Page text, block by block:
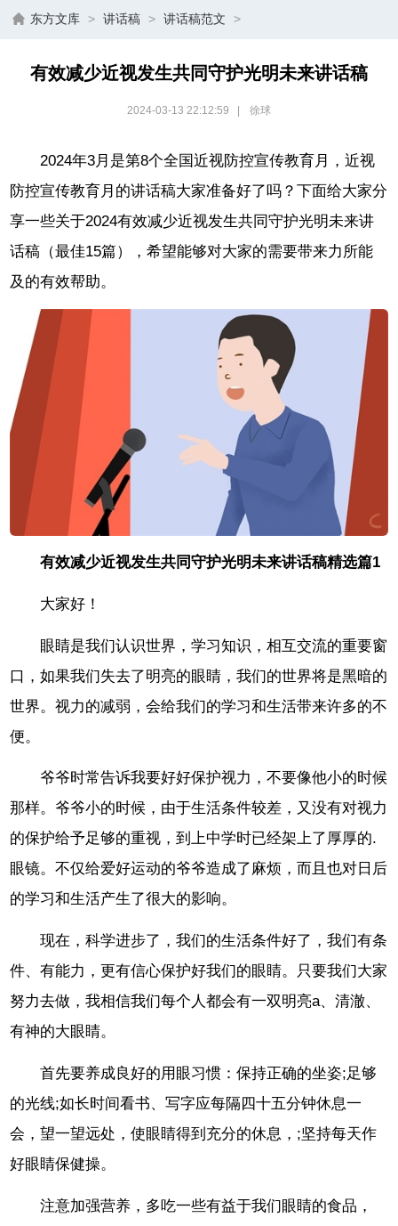
东方文库 > 讲话稿 > 讲话稿范文 >
有效减少近视发生共同守护光明未来讲话稿
2024-03-13 22:12:59 徐球
2024年3月是第8个全国近视防控宣传教育月，近视
防控宣传教育月的讲话稿大家准备好了吗？下面给大家分
享一些关于2024有效减少近视发生共同守护光明未来讲
话稿（最佳15篇），希望能够对大家的需要带来力所能
及的有效帮助。
有效减少近视发生共同守护光明未来讲话稿精选篇1
大家好！
眼睛是我们认识世界，学习知识，相互交流的重要窗
口，如果我们失去了明亮的眼睛，我们的世界将是黑暗的
世界。视力的减弱，会给我们的学习和生活带来许多的不
便。
爷爷时常告诉我要好好保护视力，不要像他小的时候
那样。爷爷小的时候，由于生活条件较差，又没有对视力
的保护给予足够的重视，到上中学时已经架上了厚厚的.
眼镜。不仅给爱好运动的爷爷造成了麻烦，而且也对日后
的学习和生活产生了很大的影响。
现在，科学进步了，我们的生活条件好了，我们有条
件、有能力，更有信心保护好我们的眼睛。只要我们大家
努力去做，我相信我们每个人都会有一双明亮a、清澈、
有神的大眼睛。
首先要养成良好的用眼习惯：保持正确的坐姿;足够
的光线;如长时间看书、写字应每隔四十五分钟休息一
会，望一望远处，使眼睛得到充分的休息，;坚持每天作
好眼睛保健操。
注意加强营养，多吃一些有益于我们眼睛的食品，